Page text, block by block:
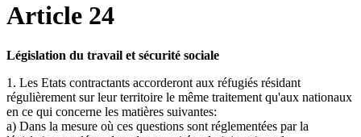
Article 24
Législation du travail et sécurité sociale
1. Les Etats contractants accorderont aux réfugiés résidant
régulièrement sur leur territoire le même traitement qu'aux nationaux
en ce qui concerne les matières suivantes:
a) Dans la mesure où ces questions sont réglementées par la